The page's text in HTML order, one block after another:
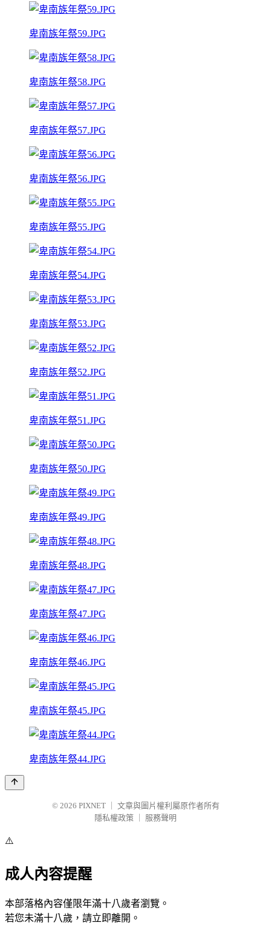
卑南族年祭59.JPG
卑南族年祭58.JPG
卑南族年祭57.JPG
卑南族年祭56.JPG
卑南族年祭55.JPG
卑南族年祭54.JPG
卑南族年祭53.JPG
卑南族年祭52.JPG
卑南族年祭51.JPG
卑南族年祭50.JPG
卑南族年祭49.JPG
卑南族年祭48.JPG
卑南族年祭47.JPG
卑南族年祭46.JPG
卑南族年祭45.JPG
卑南族年祭44.JPG
© 2026 PIXNET
文章與圖片權利屬原作者所有
隱私權政策
服務聲明
⚠️
成人內容提醒
本部落格內容僅限年滿十八歲者瀏覽。
若您未滿十八歲，請立即離開。